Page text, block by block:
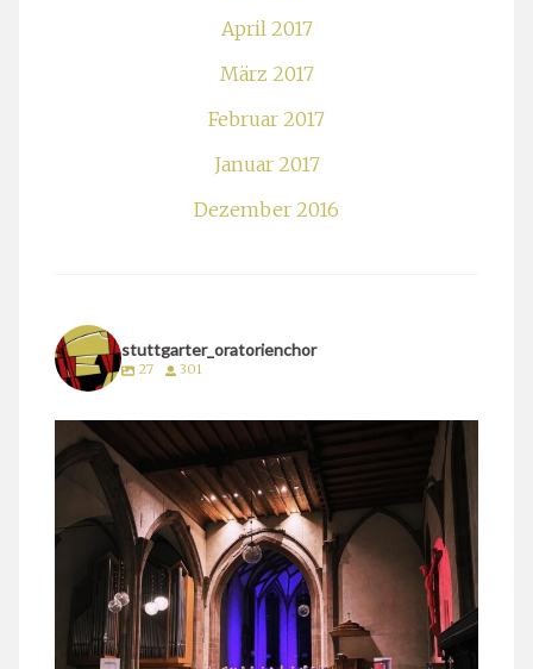
April 2017
März 2017
Februar 2017
Januar 2017
Dezember 2016
stuttgarter_oratorienchor
27 301
stuttgarter_oratorienchor
März 24